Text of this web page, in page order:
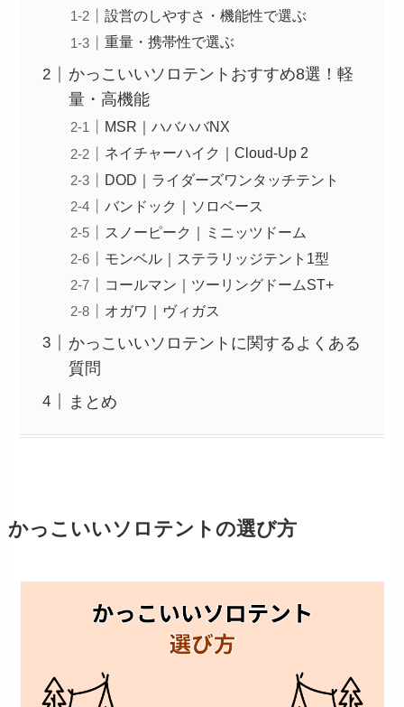
設営のしやすさ・機能性で選ぶ
重量・携帯性で選ぶ
かっこいいソロテントおすすめ8選！軽
量・高機能
MSR｜ハバハバNX
ネイチャーハイク｜Cloud-Up 2
DOD｜ライダーズワンタッチテント
バンドック｜ソロベース
スノーピーク｜ミニッツドーム
モンベル｜ステラリッジテント1型
コールマン｜ツーリングドームST+
オガワ｜ヴィガス
かっこいいソロテントに関するよくある
質問
まとめ
かっこいいソロテントの選び方